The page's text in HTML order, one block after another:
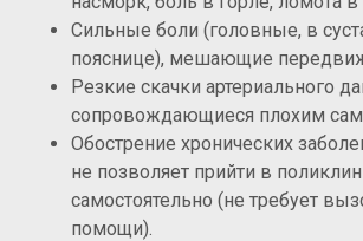
Сильные боли (головные, в
пояснице), мешающие
Резкие скачки артериального
сопровождающиеся плохим
Обострение хронических
не позволяет прийти в
самостоятельно (не требует
помощи).